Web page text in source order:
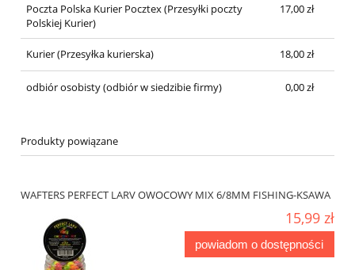
Poczta Polska Kurier Pocztex(Przesyłki poczty
Polskiej Kurier)
17,00 zł
Kurier(Przesyłka kurierska) 18,00 zł
odbiór osobisty(odbiór w siedzibie firmy) 0,00 zł
Produkty powiązane
WAFTERS PERFECT LARV OWOCOWY MIX 6/8MM FISHING-KSAWA
15,99 zł
powiadom o dostępności